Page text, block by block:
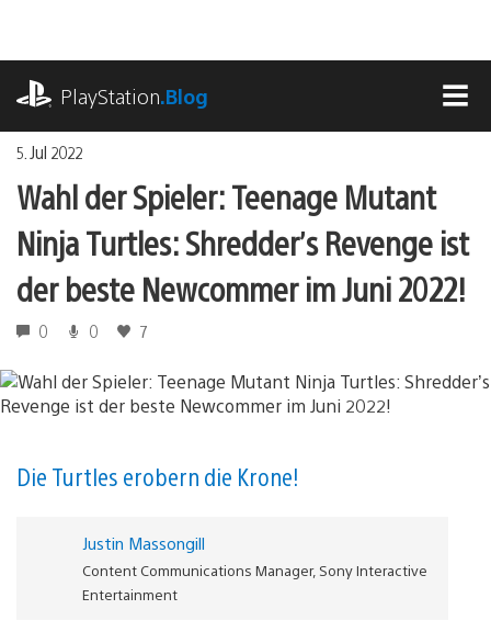
springen
PlayStation.Blog
5. Jul 2022
Wahl der Spieler: Teenage Mutant
Ninja Turtles: Shredder’s Revenge ist
der beste Newcommer im Juni 2022!
0 0 7
Die Turtles erobern die Krone!
Justin Massongill
Content Communications Manager, Sony Interactive
Entertainment